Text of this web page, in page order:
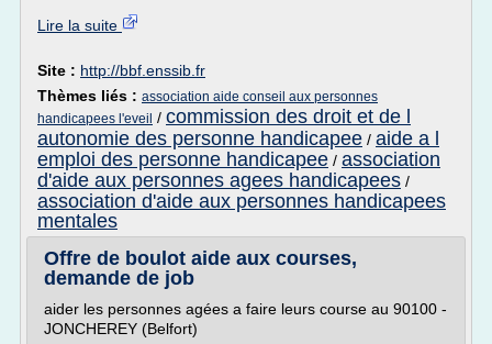
Lire la suite
Site : http://bbf.enssib.fr
Thèmes liés : association aide conseil aux personnes
handicapees l'eveil / commission des droit et de l
autonomie des personne handicapee / aide a l
emploi des personne handicapee / association
d'aide aux personnes agees handicapees /
association d'aide aux personnes handicapees
mentales
Offre de boulot aide aux courses,
demande de job
aider les personnes agées a faire leurs course au 90100 -
JONCHEREY (Belfort)